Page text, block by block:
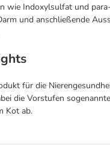
wie Indoxylsulfat und
und anschließende
für die
die Vorstufen
Kot ab.